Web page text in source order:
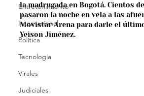
Entretenimiento
Internacional
Política
Tecnología
Virales
Judiciales
la madrugada en Bogotá. Cientos
pasaron la noche en vela a las
Movistar Arena para darle el
Yeison Jiménez.